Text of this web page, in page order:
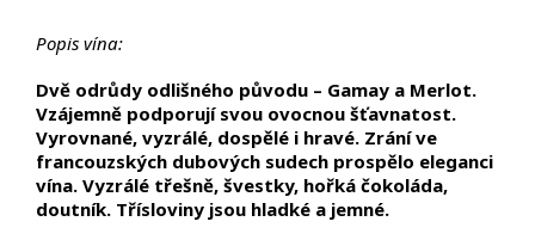
Popis vína:
Dvě odrůdy odlišného původu – Gamay a Merlot.
Vzájemně podporují svou ovocnou šťavnatost.
Vyrovnané, vyzrálé, dospělé i hravé. Zrání ve
francouzských dubových sudech prospělo eleganci
vína. Vyzrálé třešně, švestky, hořká čokoláda,
doutník. Třísloviny jsou hladké a jemné.